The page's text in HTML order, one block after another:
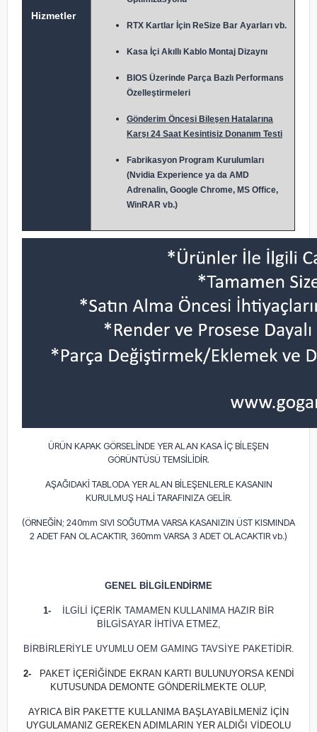
Hizmetler
RTX Kartlar İçin ReSize Bar Ayarları vb.
Kasa İçi Akıllı Kablo Montaj Dizaynı
BIOS Üzerinde Parça Bazlı Performans
Özelleştirmeleri
Gönderim Öncesi Bileşen Hatalarına
Karşı 24 Saat Kesintisiz Donanım Testi
Fabrikasyon Program Kurulumları
(Nvidia Experience ya da AMD
Adrenalin, Google Chrome, MS Office,
WinRAR vb.)
ÜRÜN KAPAK GÖRSELİNDE YER ALAN KASA İÇ BİLEŞEN
GÖRÜNTÜSÜ TEMSİLİDİR.
AŞAĞIDAKİ TABLODA YER ALAN BİLEŞENLERLE KASANIN
KURULMUŞ HALİ TARAFINIZA GELİR.
(ÖRNEĞİN; 240mm SIVI SOĞUTMA VARSA KASANIZIN ÜST KISMINDA
2 ADET FAN OLACAKTIR, 360mm VARSA 3 ADET OLACAKTIR vb.)
GENEL BİLGİLENDİRME
1-
İLGİLİ İÇERİK TAMAMEN KULLANIMA HAZIR BİR
BİLGİSAYAR İHTİVA ETMEZ,
BİRBİRLERİYLE UYUMLU OEM GAMING TAVSİYE PAKETİDİR.
2-
PAKET İÇERİĞİNDE EKRAN KARTI BULUNUYORSA KENDİ
KUTUSUNDA DEMONTE GÖNDERİLMEKTE OLUP,
AYRICA BİR PAKETTE KULLANIMA BAŞLAYABİLMENİZ İÇİN
UYGULAMANIZ GEREKEN ADIMLARIN YER ALDIĞI VİDEOLU